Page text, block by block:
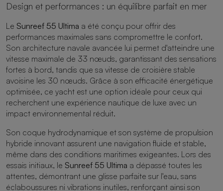
Design et performances : un équilibre parfait en mer
Le Sunreef 55 Ultima a été conçu pour offrir des
performances maximales sans compromettre le confort.
Son architecture navale avancée lui permet d'atteindre une
vitesse maximale de 33 nœuds, garantissant des sensations
fortes à bord, tandis que sa vitesse de croisière stable
avoisine les 30 nœuds. Grâce à son efficacité énergétique
optimisée, ce yacht est une option idéale pour ceux qui
recherchent une expérience nautique de luxe avec un
impact environnemental réduit.
Son coque hydrodynamique et son système de propulsion
hybride innovant assurent une navigation fluide et stable,
même dans des conditions maritimes exigeantes. Lors des
essais initiaux, le Sunreef 55 Ultima a dépassé toutes les
attentes, démontrant une glisse parfaite sur l'eau, sans
éclaboussures ni vibrations inutiles, renforçant ainsi son